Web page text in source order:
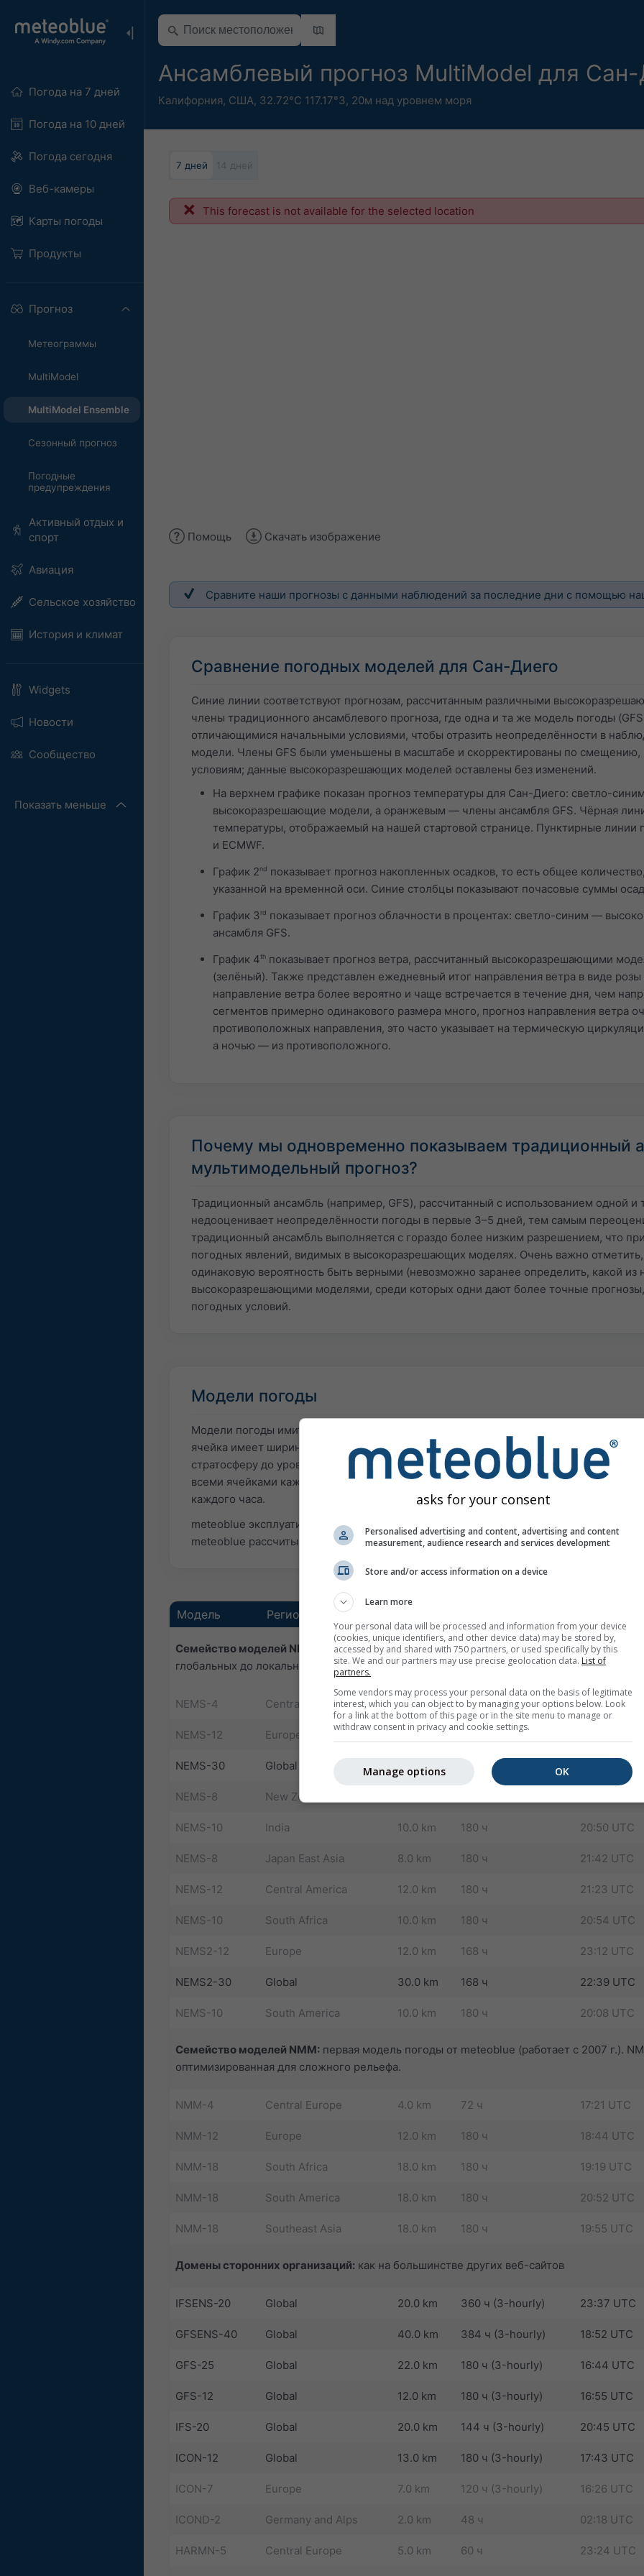
Погода на 7 дней
Погода на 10 дней
Погода сегодня
Веб-камеры
Карты погоды
Продукты
Прогноз
Метеограммы
MultiModel
MultiModel Ensemble
Сезонный прогноз
Погодные
предупреждения
Активный отдых и
спорт
Авиация
Сельское хозяйство
История и климат
Widgets
Новости
Сообщество
Показать меньше
Ансамблевый прогноз MultiModel для Сан-
Калифорния, США, 32.72°С 117.17°З, 20м над уровнем моря
7 дней 14 дней
This forecast is not available for the selected location
Помощь Скачать изображение
Сравните наши прогнозы с данными наблюдений за последние дни с помощью
Сравнение погодных моделей для Сан-Диего
Синие линии соответствуют прогнозам, рассчитанным различными
члены традиционного ансамблевого прогноза, где одна и та же модель погоды
отличающимися начальными условиями, чтобы отразить неопределённости в
модели. Члены GFS были уменьшены в масштабе и скорректированы по смещению,
условиям; данные высокоразрешающих моделей оставлены без изменений.
На верхнем графике показан прогноз температуры для Сан-Диего: светло-
высокоразрешающие модели, а оранжевым — члены ансамбля GFS. Чёрная
температуры, отображаемый на нашей стартовой странице. Пунктирные линии
и ECMWF.
График 2nd показывает прогноз накопленных осадков, то есть общее
указанной на временной оси. Синие столбцы показывают почасовые суммы
График 3rd показывает прогноз облачности в процентах: светло-синим —
ансамбля GFS.
График 4th показывает прогноз ветра, рассчитанный высокоразрешающими
(зелёный). Также представлен ежедневный итог направления ветра в виде
направление ветра более вероятно и чаще встречается в течение дня, чем
сегментов примерно одинакового размера много, прогноз направления ветра
противоположных направления, это часто указывает на термическую
а ночью — из противоположного.
Почему мы одновременно показываем традиционный
мультимодельный прогноз?
Традиционный ансамбль (например, GFS), рассчитанный с использованием одной
недооценивает неопределённости погоды в первые 3–5 дней, тем самым
традиционный ансамбль выполняется с гораздо более низким разрешением, что
погодных явлений, видимых в высокоразрешающих моделях. Очень важно
одинаковую вероятность быть верными (невозможно заранее определить, какой из
высокоразрешающими моделями, среди которых одни дают более точные
погодных условий.
Модели погоды
Модели погоды имитируют физические процессы. Погодная модель разбивает мир
ячейка имеет ширину около 4–40 км и высоту 100 м – 2 км. Наши модели содержат
стратосферу до уровней 10–25 гПа (высота 60 км). Погода моделируется путём
всеми ячейками каждые несколько секунд, а такие параметры, как температура,
каждого часа.
meteoblue эксплуатирует большое количество моделей погоды и интегрирует
meteoblue рассчитываются два раза в день на выделенном
Модель Регион
Семейство моделей NEMS:
усовершенствованные преемники NMM (работают с 2013
глобальных до локальных доменов) и значительно улучшает прогноз развития облаков
NEMS-4 Central Europe 4.0 km 72 ч 18:01 UTC
NEMS-12 Europe 12.0 km 180 ч
NEMS-30 Global 30.0 km 16:39 UTC
NEMS-8 New Zealand
NEMS-10 India 10.0 km 180 ч 20:50 UTC
NEMS-8 Japan East Asia 8.0 km 180 ч 21:42 UTC
NEMS-12 Central America 12.0 km 180 ч 21:23 UTC
NEMS-10 South Africa 10.0 km 180 ч 20:54 UTC
NEMS2-12 Europe 12.0 km 168 ч 23:12 UTC
NEMS2-30 Global 30.0 km 168 ч 22:39 UTC
NEMS-10 South America 10.0 km 180 ч 20:08 UTC
Семейство моделей NMM: первая модель погоды от meteoblue (работает с 2007 г.).
оптимизированная для сложного рельефа.
NMM-4 Central Europe 4.0 km 72 ч 17:21 UTC
NMM-12 Europe 12.0 km 180 ч 18:44 UTC
NMM-18 South Africa 18.0 km 180 ч 19:19 UTC
NMM-18 South America 18.0 km 180 ч 20:52 UTC
NMM-18 Southeast Asia 18.0 km 180 ч 19:55 UTC
Домены сторонних организаций: как на большинстве других веб-сайтов
IFSENS-20 Global 20.0 km 360 ч (3-hourly) 23:37 UTC
GFSENS-40 Global 40.0 km 384 ч (3-hourly) 18:52 UTC
GFS-25 Global 22.0 km 180 ч (3-hourly) 16:44 UTC
GFS-12 Global 12.0 km 180 ч (3-hourly) 16:55 UTC
IFS-20 Global 20.0 km 144 ч (3-hourly) 20:45 UTC
ICON-12 Global 13.0 km 180 ч (3-hourly) 17:43 UTC
ICON-7 Europe 7.0 km 120 ч (3-hourly) 16:26 UTC
ICOND-2 Germany and Alps 2.0 km 48 ч 02:18 UTC
HARMN-5 Central Europe 5.0 km 60 ч 23:24 UTC
asks for your consent
Personalised advertising and content, advertising and content
measurement, audience research and services development
Store and/or access information on a device
Learn more
Your personal data will be processed and information from your device
(cookies, unique identifiers, and other device data) may be stored by,
accessed by and shared with 750 partners, or used specifically by this
site. We and our partners may use precise geolocation data. List of
partners.
Some vendors may process your personal data on the basis of legitimate
interest, which you can object to by managing your options below. Look
for a link at the bottom of this page or in the site menu to manage or
withdraw consent in privacy and cookie settings.
OK
Manage options